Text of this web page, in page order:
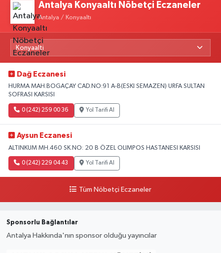
Antalya Konyaaltı Nöbetçi Eczaneler
Antalya / Konyaaltı
Dağ Eczanesi
HURMA MAH.BOGAÇAY CAD.NO:91 A-B(ESKI SEMAZEN) URFA SULTAN
SOFRASI KARSISI
0 (242) 259 00 36 Yol Tarifi Al
Aysun Eczanesi
ALTINKUM MH.460 SK.NO: 20 B ÖZEL OLIMPOS HASTANESI KARSISI
0 (242) 229 04 43 Yol Tarifi Al
Tüm Nöbetçi Eczaneler
Sponsorlu Bağlantılar
Antalya Hakkında'nın sponsor olduğu yayıncılar